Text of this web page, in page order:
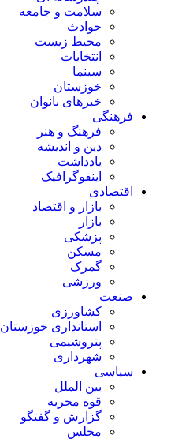
سلامت و جامعه
حوادث
محیط زیست
انتخابات
سینما
خوزستان
خبرهای بانوان
فرهنگی
فرهنگ و هنر
دین و اندیشه
یادداشت
اینفوگرافیک
اقتصادی
بازار و اقتصاد
بازار
پزشکی
مسکن
گمرک
ورزشی
صنعت
کشاورزی
استانداری خوزستان
پتروشیمی
شهرداری
سیاسی
بین الملل
قوه مجریه
گزارش و گفتگو
مجلس